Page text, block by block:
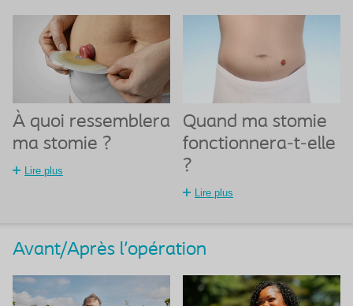
À quoi ressemblera
ma stomie ?
Lire plus
Quand ma stomie
fonctionnera-t-elle
?
Lire plus
Avant/Après l'opération